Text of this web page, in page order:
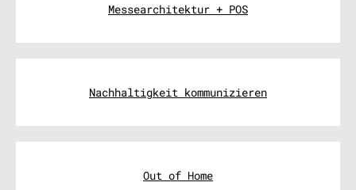
Messearchitektur + POS
Nachhaltigkeit kommunizieren
Out of Home